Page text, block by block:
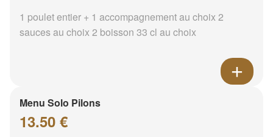
1 poulet entier + 1 accompagnement au choix 2
sauces au choix 2 boisson 33 cl au choix
Menu Solo Pilons
13.50 €